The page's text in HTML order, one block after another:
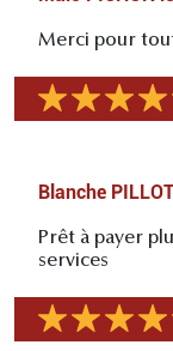
Merci pour
Blanche PILLOT
Prêt à payer
services